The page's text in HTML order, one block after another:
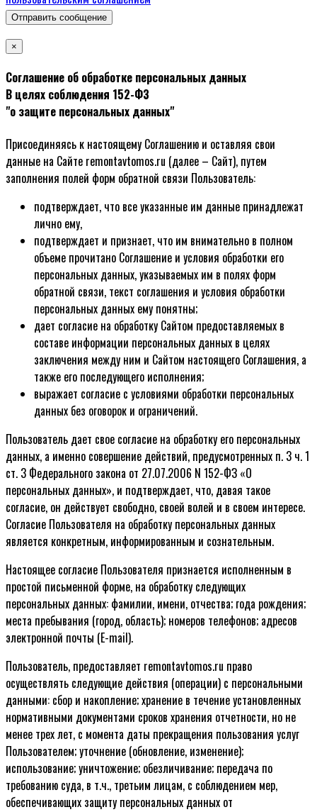
Отправить сообщение
×
Соглашение об обработке персональных данных
В целях соблюдения 152-ФЗ
"о защите персональных данных"
Присоединяясь к настоящему Соглашению и оставляя свои
данные на Сайте remontavtomos.ru (далее – Сайт), путем
заполнения полей форм обратной связи Пользователь:
подтверждает, что все указанные им данные принадлежат
лично ему,
подтверждает и признает, что им внимательно в полном
объеме прочитано Соглашение и условия обработки его
персональных данных, указываемых им в полях форм
обратной связи, текст соглашения и условия обработки
персональных данных ему понятны;
дает согласие на обработку Сайтом предоставляемых в
составе информации персональных данных в целях
заключения между ним и Сайтом настоящего Соглашения, а
также его последующего исполнения;
выражает согласие с условиями обработки персональных
данных без оговорок и ограничений.
Пользователь дает свое согласие на обработку его персональных
данных, а именно совершение действий, предусмотренных п. 3 ч. 1
ст. 3 Федерального закона от 27.07.2006 N 152-ФЗ «О
персональных данных», и подтверждает, что, давая такое
согласие, он действует свободно, своей волей и в своем интересе.
Согласие Пользователя на обработку персональных данных
является конкретным, информированным и сознательным.
Настоящее согласие Пользователя признается исполненным в
простой письменной форме, на обработку следующих
персональных данных: фамилии, имени, отчества; года рождения;
места пребывания (город, область); номеров телефонов; адресов
электронной почты (E-mail).
Пользователь, предоставляет remontavtomos.ru право
осуществлять следующие действия (операции) с персональными
данными: сбор и накопление; хранение в течение установленных
нормативными документами сроков хранения отчетности, но не
менее трех лет, с момента даты прекращения пользования услуг
Пользователем; уточнение (обновление, изменение);
использование; уничтожение; обезличивание; передача по
требованию суда, в т.ч., третьим лицам, с соблюдением мер,
обеспечивающих защиту персональных данных от